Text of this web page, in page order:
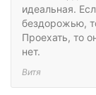
идеальная.
бездорожью,
Проехать, то
нет.
Витя